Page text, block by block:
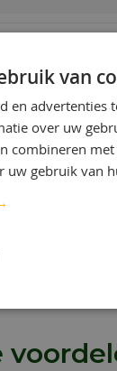
aan
van
en advertenties
over uw
combineren
uw gebruik van